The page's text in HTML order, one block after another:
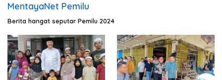
MentayaNet Pemilu
Berita hangat seputar Pemilu 2024